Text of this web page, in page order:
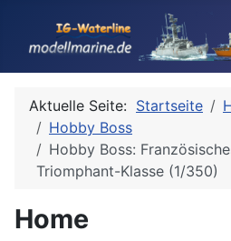
Aktuelle Seite: Startseite
Hobby Boss
Hobby Boss:
Triomphant-Klasse (1/350)
Home